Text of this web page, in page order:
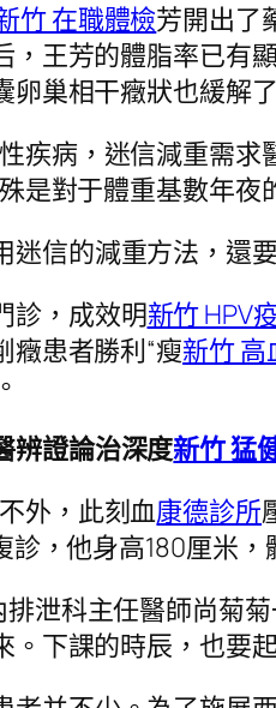
竹 在職體檢芳開出了
王芳的體脂率已有
巢相干癥狀也緩解
疾病，迷信減重需
是對于體重基數年
信的減重方法，還
診，成效明新竹 HPV
癥患者勝利“瘦新竹 高
辨證論治深度新竹 猛
外，此刻血康德診所
，他身高180厘米
泄科主任醫師尚菊
下課的時辰，也要